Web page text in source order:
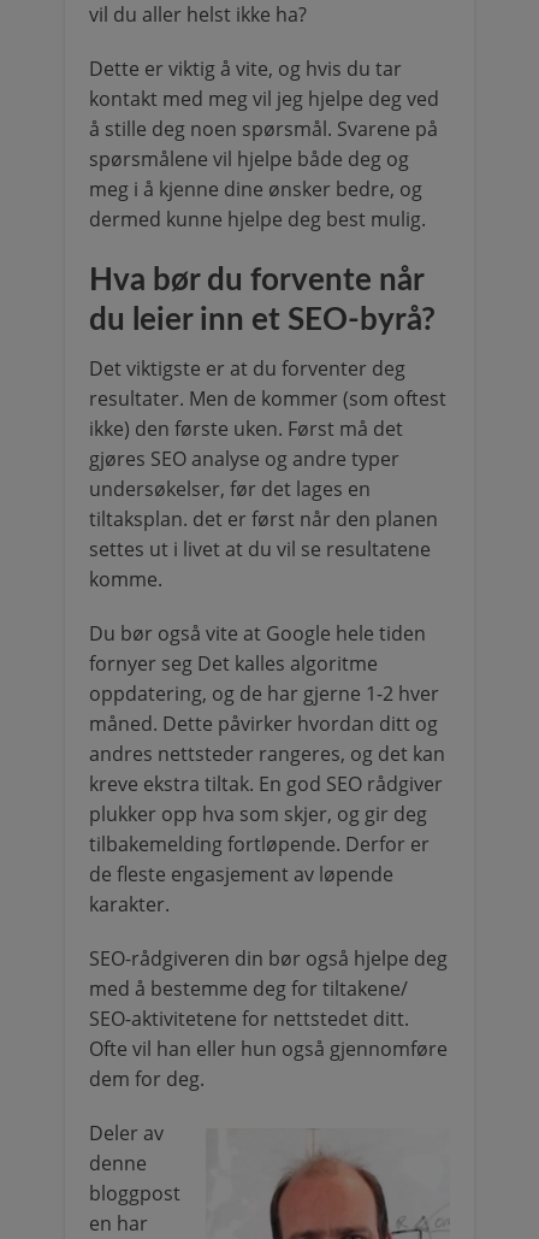
vil du aller helst ikke ha?
Dette er viktig å vite, og hvis du tar
kontakt med meg vil jeg hjelpe deg ved
å stille deg noen spørsmål. Svarene på
spørsmålene vil hjelpe både deg og
meg i å kjenne dine ønsker bedre, og
dermed kunne hjelpe deg best mulig.
Hva bør du forvente når
du leier inn et SEO-byrå?
Det viktigste er at du forventer deg
resultater. Men de kommer (som oftest
ikke) den første uken. Først må det
gjøres SEO analyse og andre typer
undersøkelser, før det lages en
tiltaksplan. det er først når den planen
settes ut i livet at du vil se resultatene
komme.
Du bør også vite at Google hele tiden
fornyer seg Det kalles algoritme
oppdatering, og de har gjerne 1-2 hver
måned. Dette påvirker hvordan ditt og
andres nettsteder rangeres, og det kan
kreve ekstra tiltak. En god SEO rådgiver
plukker opp hva som skjer, og gir deg
tilbakemelding fortløpende. Derfor er
de fleste engasjement av løpende
karakter.
SEO-rådgiveren din bør også hjelpe deg
med å bestemme deg for tiltakene/
SEO-aktivitetene for nettstedet ditt.
Ofte vil han eller hun også gjennomføre
dem for deg.
Deler av
denne
bloggpost
en har